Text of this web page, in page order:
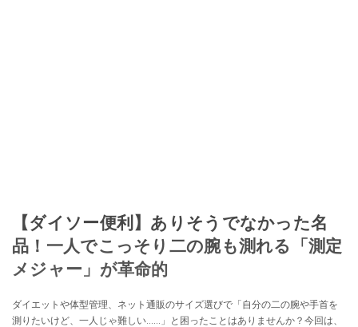
【ダイソー便利】ありそうでなかった名
品！一人でこっそり二の腕も測れる「測定
メジャー」が革命的
ダイエットや体型管理、ネット通販のサイズ選びで「自分の二の腕や手首を
測りたいけど、一人じゃ難しい……」と困ったことはありませんか？今回は、